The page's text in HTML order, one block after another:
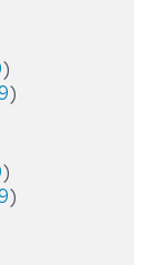
)
)
)
)